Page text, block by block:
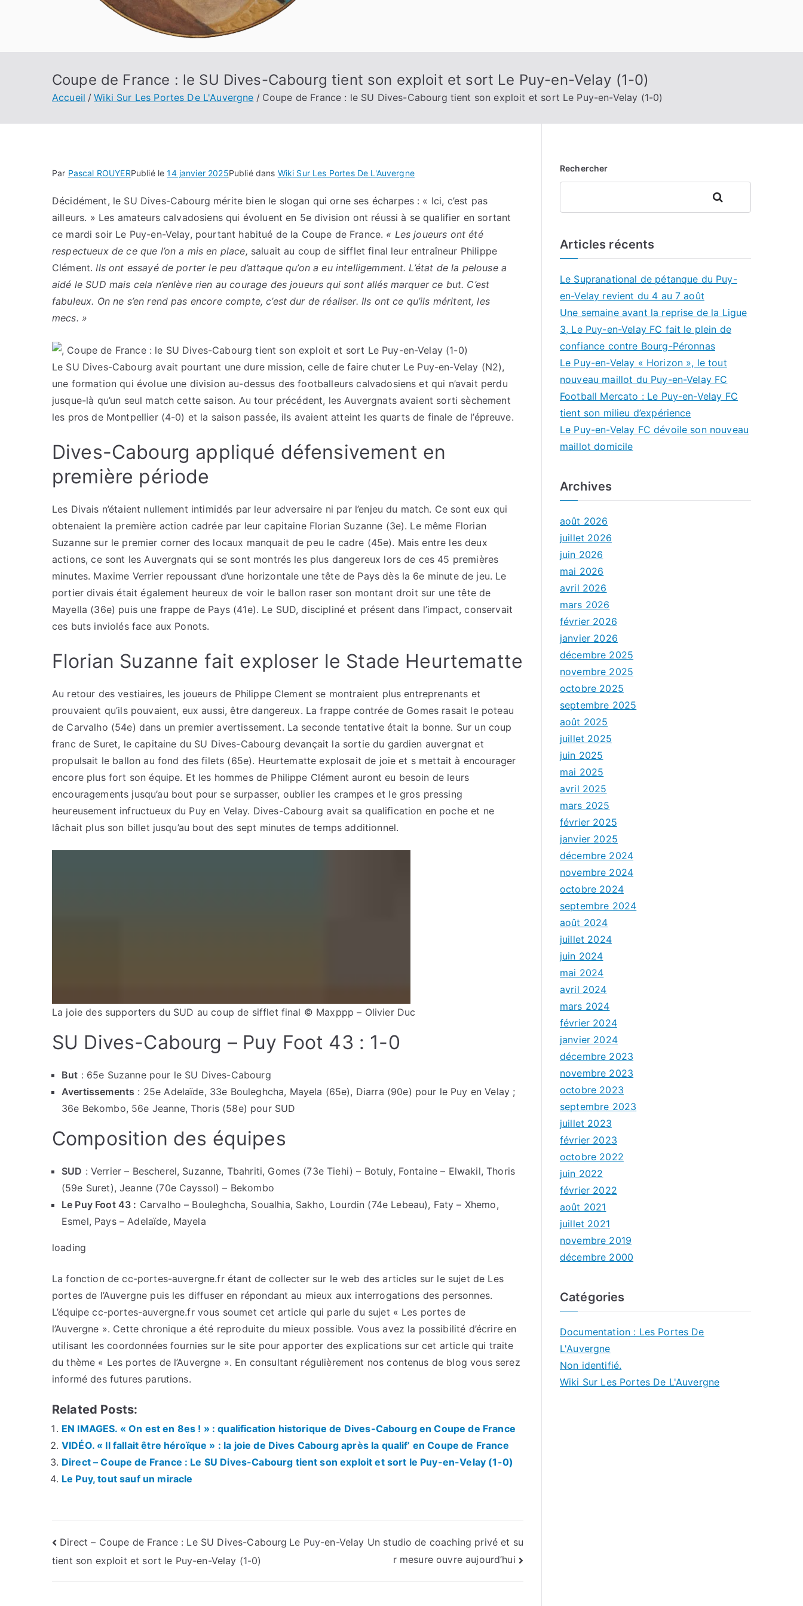
Coupe de France : le SU Dives-Cabourg tient son exploit et sort Le Puy-en-Velay (1-0)
Accueil Wiki Sur Les Portes De L'Auvergne Coupe de France : le SU Dives-Cabourg tient son exploit et sort Le Puy-en-Velay (1-0)
Par Pascal ROUYERPublié le14 janvier 2025Publié dans Wiki Sur Les Portes De L'Auvergne
Décidément, le SU Dives-Cabourg mérite bien le slogan qui orne ses écharpes : « Ici, c’est pas
ailleurs. » Les amateurs calvadosiens qui évoluent en 5e division ont réussi à se qualifier en sortant
ce mardi soir Le Puy-en-Velay, pourtant habitué de la Coupe de France. « Les joueurs ont été
respectueux de ce que l’on a mis en place, saluait au coup de sifflet final leur entraîneur Philippe
Clément.Ils ont essayé de porter le peu d’attaque qu’on a eu intelligemment. L’état de la pelouse a
aidé le SUD mais cela n’enlève rien au courage des joueurs qui sont allés marquer ce but. C’est
fabuleux. On ne s’en rend pas encore compte, c’est dur de réaliser. Ils ont ce qu’ils méritent, les
mecs. »
Le SU Dives-Cabourg avait pourtant une dure mission, celle de faire chuter Le Puy-en-Velay (N2),
une formation qui évolue une division au-dessus des footballeurs calvadosiens et qui n’avait perdu
jusque-là qu’un seul match cette saison. Au tour précédent, les Auvergnats avaient sorti sèchement
les pros de Montpellier (4-0) et la saison passée, ils avaient atteint les quarts de finale de l’épreuve.
Dives-Cabourg appliqué défensivement en
première période
Les Divais n’étaient nullement intimidés par leur adversaire ni par l’enjeu du match. Ce sont eux qui
obtenaient la première action cadrée par leur capitaine Florian Suzanne (3e). Le même Florian
Suzanne sur le premier corner des locaux manquait de peu le cadre (45e). Mais entre les deux
actions, ce sont les Auvergnats qui se sont montrés les plus dangereux lors de ces 45 premières
minutes. Maxime Verrier repoussant d’une horizontale une tête de Pays dès la 6e minute de jeu. Le
portier divais était également heureux de voir le ballon raser son montant droit sur une tête de
Mayella (36e) puis une frappe de Pays (41e). Le SUD, discipliné et présent dans l’impact, conservait
ces buts inviolés face aux Ponots.
Florian Suzanne fait exploser le Stade Heurtematte
Au retour des vestiaires, les joueurs de Philippe Clement se montraient plus entreprenants et
prouvaient qu’ils pouvaient, eux aussi, être dangereux. La frappe contrée de Gomes rasait le poteau
de Carvalho (54e) dans un premier avertissement. La seconde tentative était la bonne. Sur un coup
franc de Suret, le capitaine du SU Dives-Cabourg devançait la sortie du gardien auvergnat et
propulsait le ballon au fond des filets (65e). Heurtematte explosait de joie et s mettait à encourager
encore plus fort son équipe. Et les hommes de Philippe Clément auront eu besoin de leurs
encouragements jusqu’au bout pour se surpasser, oublier les crampes et le gros pressing
heureusement infructueux du Puy en Velay. Dives-Cabourg avait sa qualification en poche et ne
lâchait plus son billet jusqu’au bout des sept minutes de temps additionnel.
La joie des supporters du SUD au coup de sifflet final © Maxppp – Olivier Duc
SU Dives-Cabourg – Puy Foot 43 : 1-0
But : 65e Suzanne pour le SU Dives-Cabourg
Avertissements : 25e Adelaïde, 33e Bouleghcha, Mayela (65e), Diarra (90e) pour le Puy en Velay ;
36e Bekombo, 56e Jeanne, Thoris (58e) pour SUD
Composition des équipes
SUD : Verrier – Bescherel, Suzanne, Tbahriti, Gomes (73e Tiehi) – Botuly, Fontaine – Elwakil, Thoris
(59e Suret), Jeanne (70e Cayssol) – Bekombo
Le Puy Foot 43 : Carvalho – Bouleghcha, Soualhia, Sakho, Lourdin (74e Lebeau), Faty – Xhemo,
Esmel, Pays – Adelaïde, Mayela
loading
La fonction de cc-portes-auvergne.fr étant de collecter sur le web des articles sur le sujet de Les
portes de l’Auvergne puis les diffuser en répondant au mieux aux interrogations des personnes.
L’équipe cc-portes-auvergne.fr vous soumet cet article qui parle du sujet « Les portes de
l’Auvergne ». Cette chronique a été reproduite du mieux possible. Vous avez la possibilité d’écrire en
utilisant les coordonnées fournies sur le site pour apporter des explications sur cet article qui traite
du thème « Les portes de l’Auvergne ». En consultant régulièrement nos contenus de blog vous serez
informé des futures parutions.
Related Posts:
EN IMAGES. « On est en 8es ! » : qualification historique de Dives-Cabourg en Coupe de France
VIDÉO. « Il fallait être héroïque » : la joie de Dives Cabourg après la qualif’ en Coupe de France
Direct – Coupe de France : Le SU Dives-Cabourg tient son exploit et sort le Puy-en-Velay (1-0)
Le Puy, tout sauf un miracle
Navigation
de
Direct – Coupe de France : Le SU Dives-Cabourg
tient son exploit et sort le Puy-en-Velay (1-0)
Le Puy-en-Velay Un studio de coaching privé et su
r mesure ouvre aujourd’hui
Rechercher
Rechercher
Articles récents
Le Supranational de pétanque du Puy-
en-Velay revient du 4 au 7 août
Une semaine avant la reprise de la Ligue
3, Le Puy-en-Velay FC fait le plein de
confiance contre Bourg-Péronnas
Le Puy-en-Velay « Horizon », le tout
nouveau maillot du Puy-en-Velay FC
Football Mercato : Le Puy-en-Velay FC
tient son milieu d’expérience
Le Puy-en-Velay FC dévoile son nouveau
maillot domicile
Archives
août 2026
juillet 2026
juin 2026
mai 2026
avril 2026
mars 2026
février 2026
janvier 2026
décembre 2025
novembre 2025
octobre 2025
septembre 2025
août 2025
juillet 2025
juin 2025
mai 2025
avril 2025
mars 2025
février 2025
janvier 2025
décembre 2024
novembre 2024
octobre 2024
septembre 2024
août 2024
juillet 2024
juin 2024
mai 2024
avril 2024
mars 2024
février 2024
janvier 2024
décembre 2023
novembre 2023
octobre 2023
septembre 2023
juillet 2023
février 2023
octobre 2022
juin 2022
février 2022
août 2021
juillet 2021
novembre 2019
décembre 2000
Catégories
Documentation : Les Portes De
L'Auvergne
Non identifié.
Wiki Sur Les Portes De L'Auvergne